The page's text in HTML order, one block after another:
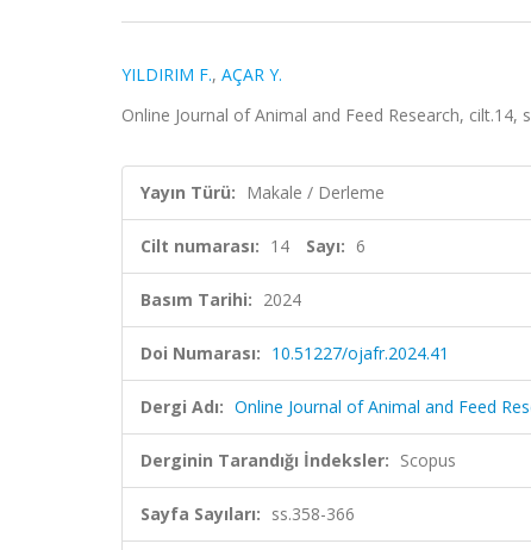
YILDIRIM F., AÇAR Y.
Online Journal of Animal and Feed Research, cilt.14,
Yayın Türü: Makale / Derleme
Cilt numarası: 14 Sayı: 6
Basım Tarihi: 2024
Doi Numarası: 10.51227/ojafr.2024.41
Dergi Adı: Online Journal of Animal and Feed
Derginin Tarandığı İndeksler: Scopus
Sayfa Sayıları: ss.358-366